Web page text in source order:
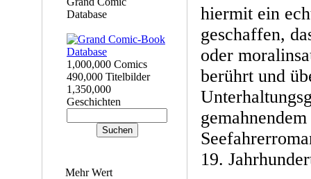
Database
1,000,000 Comics
490,000 Titelbilder
1,350,000
Geschichten
Mehr Wert
hiermit ein
geschaffen,
oder
berührt und
19.